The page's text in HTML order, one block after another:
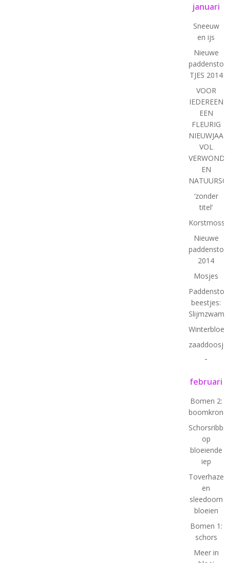
januari
Sneeuw
en ijs
Nieuwe
TJES 2014
VOOR
IEDEREEN
EEN
FLEURIG
VOL
EN
‘zonder
titel’
Nieuwe
2014
Mosjes
beestjes:
-
februari
Bomen 2:
op
bloeiende
iep
en
sleedoorn
bloeien
Bomen 1:
schors
Meer in